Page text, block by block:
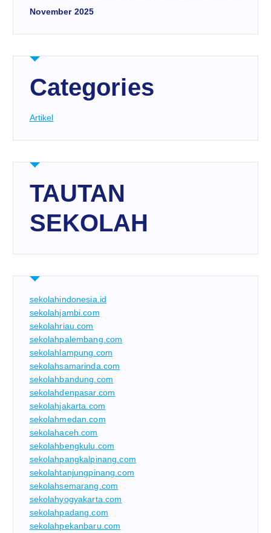
November 2025
Categories
Artikel
TAUTAN
SEKOLAH
sekolahindonesia.id
sekolahjambi.com
sekolahriau.com
sekolahpalembang.com
sekolahlampung.com
sekolahsamarinda.com
sekolahbandung.com
sekolahdenpasar.com
sekolahjakarta.com
sekolahmedan.com
sekolahaceh.com
sekolahbengkulu.com
sekolahpangkalpinang.com
sekolahtanjungpinang.com
sekolahsemarang.com
sekolahyogyakarta.com
sekolahpadang.com
sekolahpekanbaru.com